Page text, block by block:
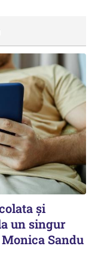
și
un singur
Sandu